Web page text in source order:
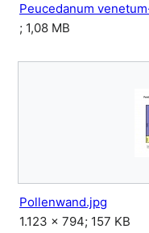
Peucedanum
; 1,08 MB
Pollenwand.jpg
1.123 × 794; 157 KB